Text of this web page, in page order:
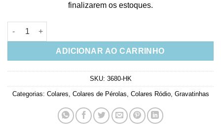
finalizarem os estoques.
Colar Gravatinha Delicado De Pérola E Flor Em Prata 925 Joia
ADICIONAR AO CARRINHO
SKU: 3680-HK
Categorias: Colares Colares de Pérolas Colares Ródio, Gravatinhas